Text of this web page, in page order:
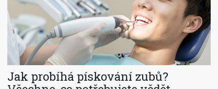
Jak probíhá pískování zubů?